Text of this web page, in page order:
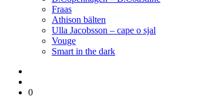
Fraas
Athison bälten
Ulla Jacobsson – cape o sjal
Vouge
Smart in the dark
0